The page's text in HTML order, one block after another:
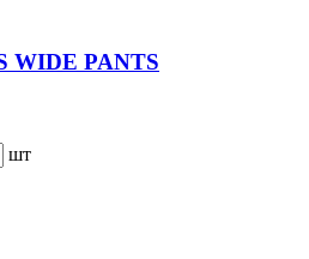
PANTS
шт